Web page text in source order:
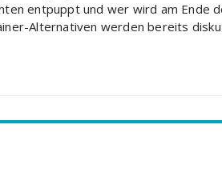
entpuppt und wer wird am Ende
Alternativen werden bereits